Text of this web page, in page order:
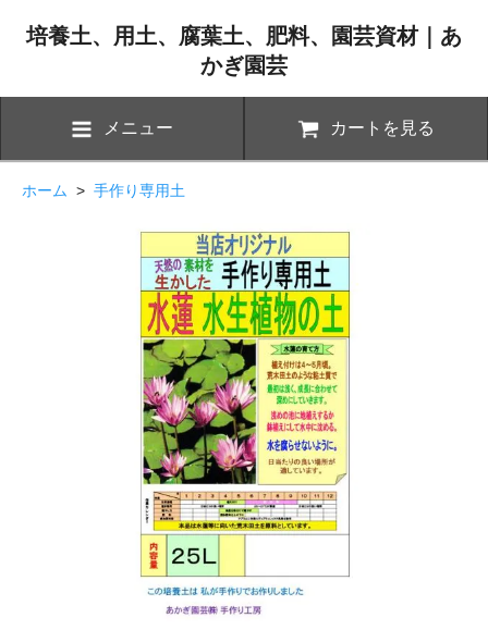
培養土、用土、腐葉土、肥料、園芸資材｜あ
かぎ園芸
メニュー カートを見る
ホーム > 手作り専用土